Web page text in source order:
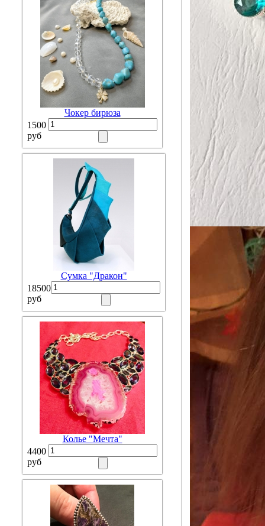
Чокер бирюза
1500
руб
Сумка "Дракон"
18500
руб
Колье "Мечта"
4400
руб